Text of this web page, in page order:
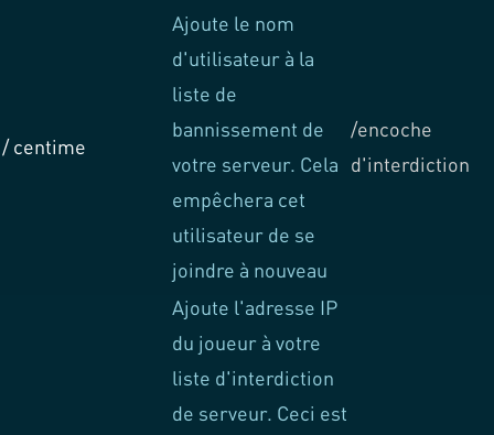
/ centime
Ajoute le nom
d'utilisateur à la
liste de
bannissement de
votre serveur. Cela
empêchera cet
utilisateur de se
joindre à nouveau
/encoche
d'interdiction
Ajoute l'adresse IP
du joueur à votre
liste d'interdiction
de serveur. Ceci est